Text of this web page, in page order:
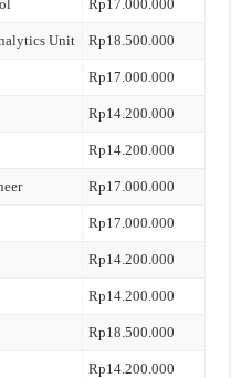
Rp17.000.000
Unit Rp18.500.000
Rp17.000.000
Rp14.200.000
Rp14.200.000
Rp17.000.000
Rp17.000.000
Rp14.200.000
Rp14.200.000
Rp18.500.000
Rp14.200.000